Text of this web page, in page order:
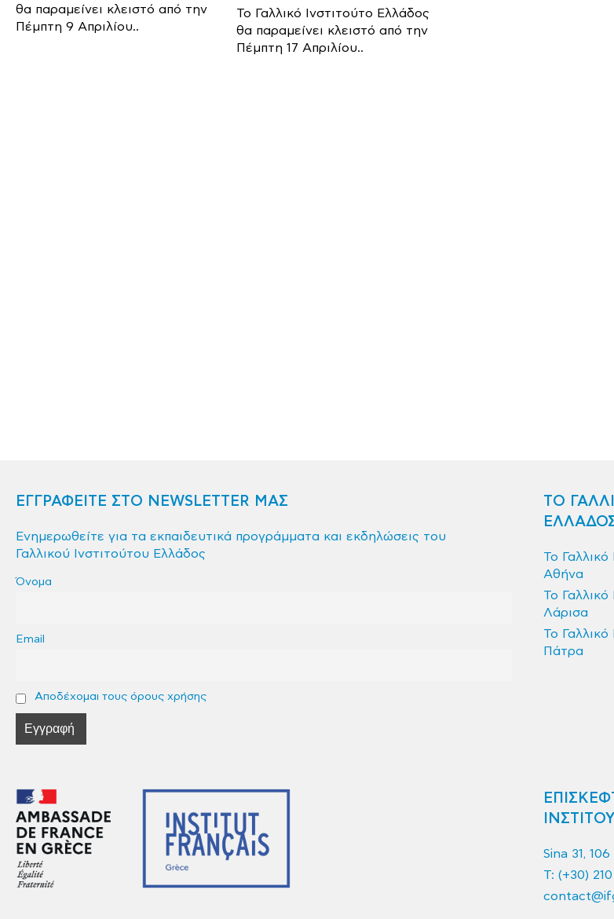
θα παραμείνει κλειστό από την
Πέμπτη 9 Απριλίου..
Το Γαλλικό Ινστιτούτο Ελλάδος
θα παραμείνει κλειστό από την
Πέμπτη 17 Απριλίου..
ΕΓΓΡΑΦΕΙΤΕ ΣΤΟ NEWSLETTER ΜΑΣ
Ενημερωθείτε για τα εκπαιδευτικά προγράμματα και εκδηλώσεις του
Γαλλικού Ινστιτούτου Ελλάδος
Όνομα
Email
Αποδέχομαι τους όρους χρήσης
ΤΟ
Το
Αθήνα
Το
Λάρισα
Το
Πάτρα
Sina 31,
T: (+30)